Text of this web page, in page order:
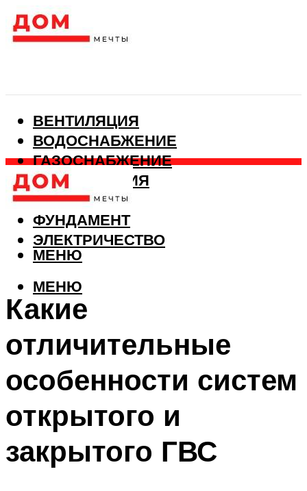
ВЕНТИЛЯЦИЯ
ВОДОСНАБЖЕНИЕ
ГАЗОСНАБЖЕНИЕ
КАНАЛИЗАЦИЯ
ОТОПЛЕНИЕ
ФУНДАМЕНТ
ЭЛЕКТРИЧЕСТВО
МЕНЮ
МЕНЮ
Какие
отличительные
особенности систем
открытого и
закрытого ГВС